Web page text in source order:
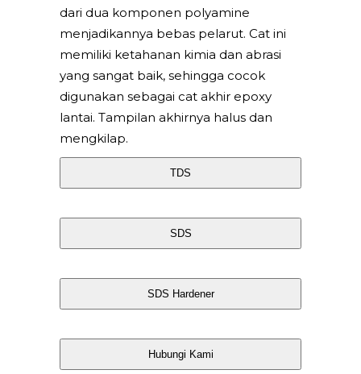
dari dua komponen polyamine
menjadikannya bebas pelarut. Cat ini
memiliki ketahanan kimia dan abrasi
yang sangat baik, sehingga cocok
digunakan sebagai cat akhir epoxy
lantai. Tampilan akhirnya halus dan
mengkilap.
TDS
SDS
SDS Hardener
Hubungi Kami